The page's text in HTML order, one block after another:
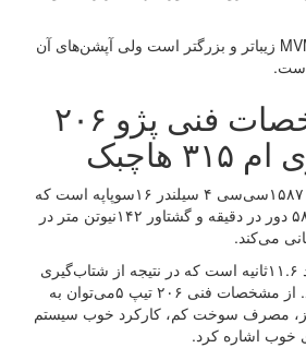
نتیجه: فضای داخلی MVM ۳۱۵ زیباتر و بزرگتر است ولی آپشن‌های آن
مقایسه مشخصات فنی پژو ۲۰۶
پژو ۲۰۶تیپ ۵دارای موتور ۱۵۸۷سی‌سی ۴ سیلندر ۱۶سوپاپه است که
تولید ۱۱۰اسب بخار در ۵۸۰۰ دور در دقیقه و گشتاور ۱۴۲نیوتن متر در
شتاب صفر تا صد آن، حدود ۱۱.۶ثانیه است که در نتیجه از شتاب‌گیری
رضایت بخشی بهره می‌برد. از مشخصات فنی ۲۰۶ تیپ ۵می‌توان به
مصرف سوخت کم، کارکرد خوب سیستم
خوب اشاره کرد.